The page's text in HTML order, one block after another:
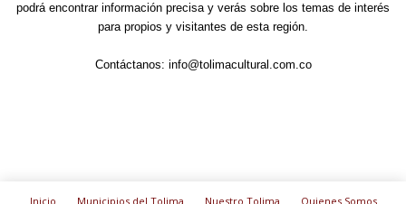
podrá encontrar información precisa y verás sobre los temas de interés
para propios y visitantes de esta región.
Contáctanos: info@tolimacultural.com.co
Inicio Municipios del Tolima Nuestro Tolima Quienes Somos